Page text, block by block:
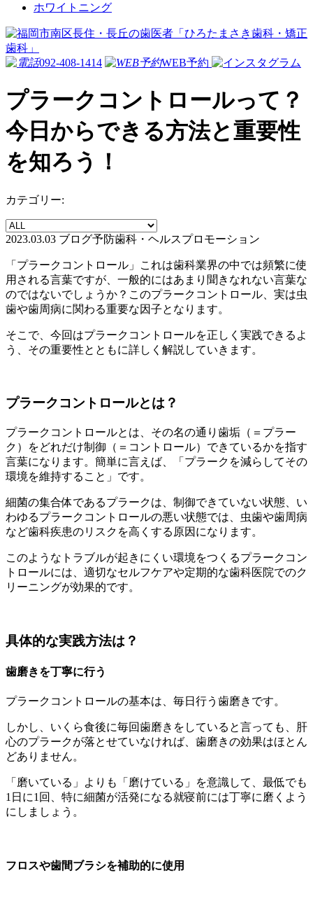
ホワイトニング
092-408-1414 WEB予約
プラークコントロールって？
今日からできる方法と重要性
を知ろう！
カテゴリー:
2023.03.03 ブログ予防歯科・ヘルスプロモーション
「プラークコントロール」これは歯科業界の中では頻繁に使
用される言葉ですが、一般的にはあまり聞きなれない言葉な
のではないでしょうか？このプラークコントロール、実は虫
歯や歯周病に関わる重要な因子となります。
そこで、今回はプラークコントロールを正しく実践できるよ
う、その重要性とともに詳しく解説していきます。
プラークコントロールとは？
プラークコントロールとは、その名の通り歯垢（＝プラー
ク）をどれだけ制御（＝コントロール）できているかを指す
言葉になります。簡単に言えば、「プラークを減らしてその
環境を維持すること」です。
細菌の集合体であるプラークは、制御できていない状態、い
わゆるプラークコントロールの悪い状態では、虫歯や歯周病
など歯科疾患のリスクを高くする原因になります。
このようなトラブルが起きにくい環境をつくるプラークコン
トロールには、適切なセルフケアや定期的な歯科医院でのク
リーニングが効果的です。
具体的な実践方法は？
歯磨きを丁寧に行う
プラークコントロールの基本は、毎日行う歯磨きです。
しかし、いくら食後に毎回歯磨きをしていると言っても、肝
心のプラークが落とせていなければ、歯磨きの効果はほとん
どありません。
「磨いている」よりも「磨けている」を意識して、最低でも
1日に1回、特に細菌が活発になる就寝前には丁寧に磨くよう
にしましょう。
フロスや歯間ブラシを補助的に使用